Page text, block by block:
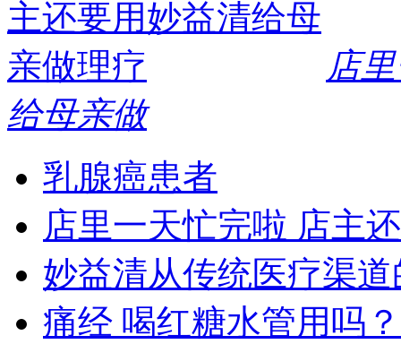
店
给母亲做
乳腺癌患者
店里一天忙完啦 店主
妙益清从传统医疗渠
痛经 喝红糖水管用吗？